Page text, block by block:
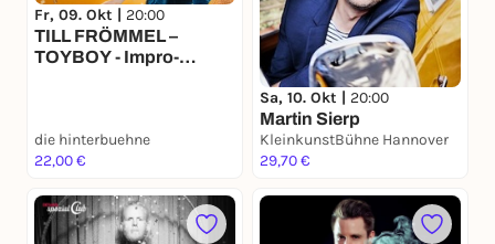
Fr, 09. Okt | 20:00
TILL FRÖMMEL –
TOYBOY - Impro-
die hinterbuehne
22,00 €
Sa, 10. Okt | 20:00
Martin Sierp
KleinkunstBühne Hannover
29,70 €